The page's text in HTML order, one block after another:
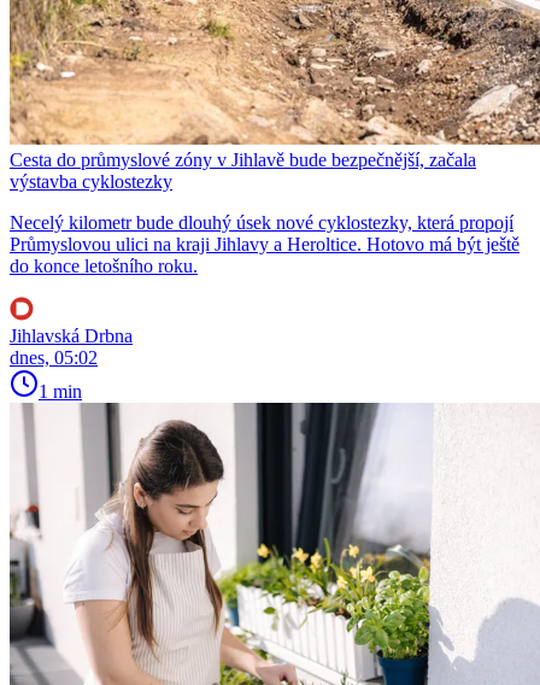
Cesta do průmyslové zóny v Jihlavě bude bezpečnější, začala
výstavba cyklostezky
Necelý kilometr bude dlouhý úsek nové cyklostezky, která propojí
Průmyslovou ulici na kraji Jihlavy a Heroltice. Hotovo má být ještě
do konce letošního roku.
Jihlavská Drbna
dnes, 05:02
1 min